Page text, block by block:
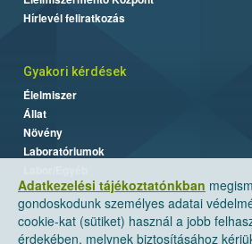
Adatkezelési tájékoztatónkban
gondoskodunk személyes adatai
cookie-kat (sütiket) használ a jobb
érdekében, melynek biztosításához
Hírlevél feliratkozás
Gyakori kérdések
Élelmiszer
Állat
Növény
Laboratóriumok